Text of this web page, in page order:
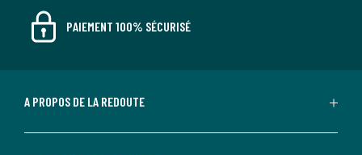
PAIEMENT 100% SÉCURISÉ
A PROPOS DE LA REDOUTE